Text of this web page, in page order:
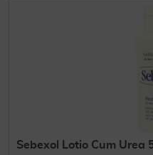
Sebexol Lotio Cum Urea